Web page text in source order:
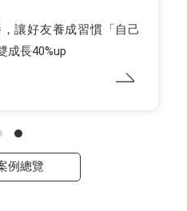
讓好友養成習慣「自己
成長40%up
例總覽